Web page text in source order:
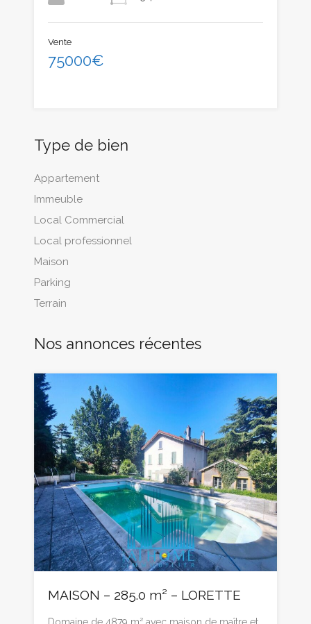
Vente
75000€
Type de bien
Appartement
Immeuble
Local Commercial
Local professionnel
Maison
Parking
Terrain
Nos annonces récentes
MAISON – 285.0 m² – LORETTE